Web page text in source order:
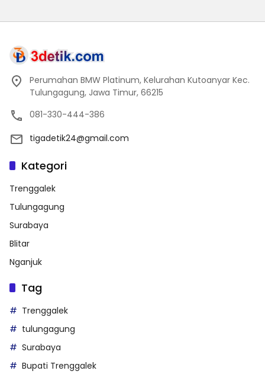
Perumahan BMW Platinum, Kelurahan Kutoanyar Kec.
Tulungagung, Jawa Timur, 66215
081-330-444-386
tigadetik24@gmail.com
Kategori
Trenggalek
Tulungagung
Surabaya
Blitar
Nganjuk
Tag
Trenggalek
tulungagung
Surabaya
Bupati Trenggalek